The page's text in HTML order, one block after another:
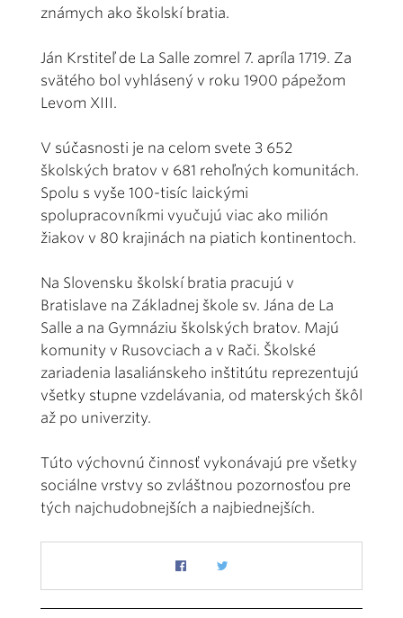
známych ako školskí bratia.
Ján Krstiteľ de La Salle zomrel 7. apríla 1719. Za
svätého bol vyhlásený v roku 1900 pápežom
Levom XIII.
V súčasnosti je na celom svete 3 652
školských bratov v 681 rehoľných komunitách.
Spolu s vyše 100-tisíc laickými
spolupracovníkmi vyučujú viac ako milión
žiakov v 80 krajinách na piatich kontinentoch.
Na Slovensku školskí bratia pracujú v
Bratislave na Základnej škole sv. Jána de La
Salle a na Gymnáziu školských bratov. Majú
komunity v Rusovciach a v Rači. Školské
zariadenia lasaliánskeho inštitútu reprezentujú
všetky stupne vzdelávania, od materských škôl
až po univerzity.
Túto výchovnú činnosť vykonávajú pre všetky
sociálne vrstvy so zvláštnou pozornosťou pre
tých najchudobnejších a najbiednejších.